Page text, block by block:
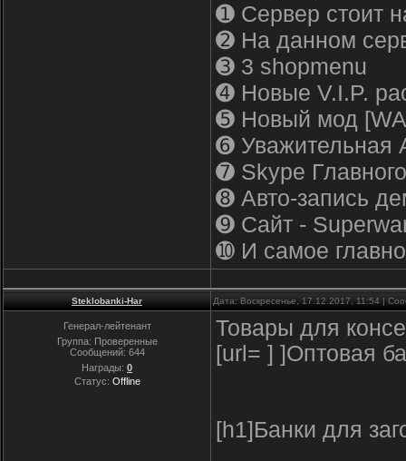
➊ Сервер стоит
➋ На данном
➌ 3 shopmenu
➍ Новые V.I.P.
➎ Новый мод
➏ Уважительная
➐ Skype
➑ Авто-запись
➒ Сайт -
➓ И самое
Steklobanki-Har Дата: Воскресенье, 17.12.2017, 11:54 |
Генерал-лейтенант
Группа: Проверенные
Сообщений: 644
Награды: 0
Статус: Offline
Товары для
[url= ] ]Оптовая
[h1]Банки для